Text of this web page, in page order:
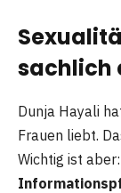
sachlich
Dunja Hayali
Frauen liebt.
Wichtig ist aber: